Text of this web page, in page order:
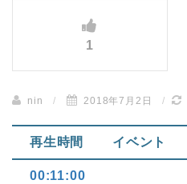
1
nin / 2018年7月2日 /
再生時間 イベント
00:11:00